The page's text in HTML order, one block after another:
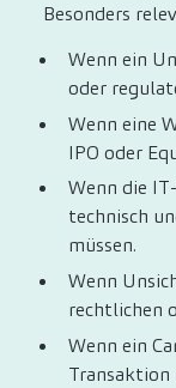
Besonders
Wenn ein
oder
Wenn eine
IPO oder
Wenn die
technisch
müssen.
Wenn
rechtlichen
Wenn ein
Transaktion